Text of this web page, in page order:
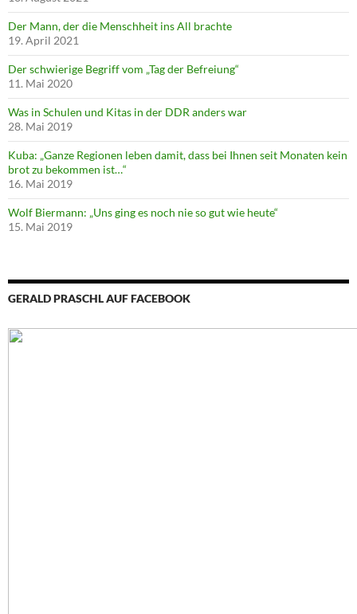
Der Mann, der die Menschheit ins All brachte
19. April 2021
Der schwierige Begriff vom „Tag der Befreiung“
11. Mai 2020
Was in Schulen und Kitas in der DDR anders war
28. Mai 2019
Kuba: „Ganze Regionen leben damit, dass bei Ihnen seit Monaten kein
brot zu bekommen ist…“
16. Mai 2019
Wolf Biermann: „Uns ging es noch nie so gut wie heute“
15. Mai 2019
GERALD PRASCHL AUF FACEBOOK